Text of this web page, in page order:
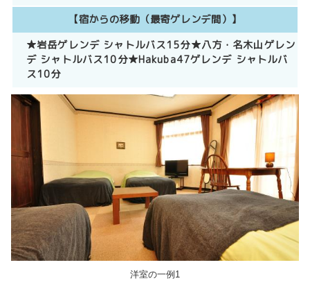
【宿からの移動（最寄ゲレンデ間）】
★岩岳ゲレンデ シャトルバス15分★八方・名木山ゲレン
デ シャトルバス10分★Hakuba47ゲレンデ シャトルバ
ス10分
洋室の一例1